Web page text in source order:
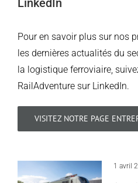
LinkedIn
Pour en savoir plus sur nos
les dernières actualités du
la logistique ferroviaire,
RailAdventure sur LinkedIn.
VISITEZ NOTRE PAGE
1 avril